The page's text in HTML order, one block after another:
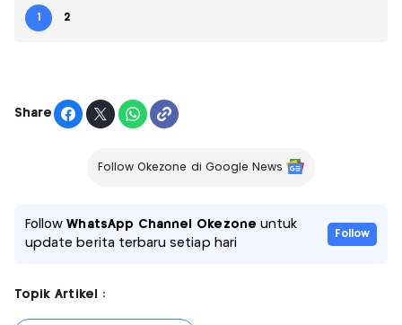
1 2
Share
Follow Okezone di Google News
FollowWhatsApp Channel Okezone untuk
update berita terbaru setiap hari
Follow
Topik Artikel :